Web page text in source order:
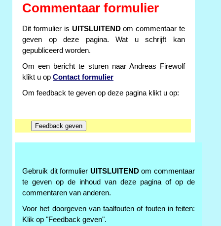
Commentaar formulier
Dit formulier is UITSLUITENDom commentaar te
geven op deze pagina. Wat u schrijft kan
gepubliceerd worden.
Om een bericht te sturen naar Andreas Firewolf
klikt u op Contact formulier
Om feedback te geven op deze pagina klikt u op:
Gebruik dit formulier UITSLUITENDom commentaar
te geven op de inhoud van deze pagina of op de
commentaren van anderen.
Voor het doorgeven van taalfouten of fouten in feiten:
Klik op "Feedback geven".